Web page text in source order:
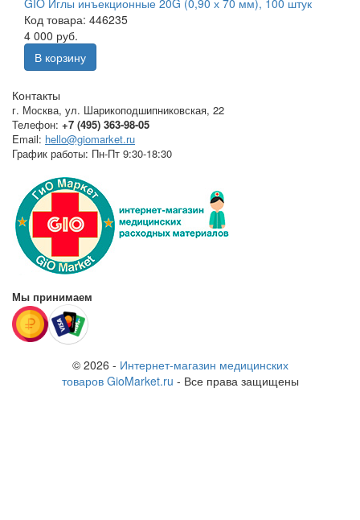
Код товара: 446235
4 000 руб.
В корзину
Контакты
г. Москва, ул. Шарикоподшипниковская, 22
Телефон: +7 (495) 363-98-05
Email: hello@giomarket.ru
График работы: Пн-Пт 9:30-18:30
Мы принимаем
© 2026 - Интернет-магазин медицинских
товаров GioMarket.ru - Все права защищены